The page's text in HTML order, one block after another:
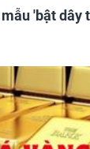
'bật dây